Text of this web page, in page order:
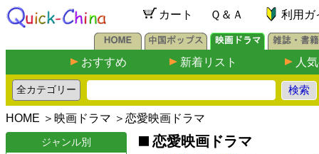
カート Ｑ＆Ａ 利用ガ
おすすめ 新着リスト 人
HOME ＞ 映画ドラマ ＞ 恋愛映画ドラマ
ジャンル別
恋愛映画ドラマ